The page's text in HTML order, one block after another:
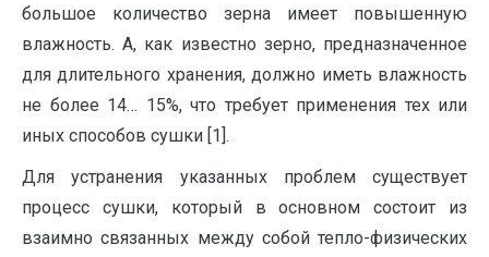
большое количество зерна имеет повышенную
влажность. А, как известно зерно, предназначенное
для длительного хранения, должно иметь влажность
не более 14… 15%, что требует применения тех или
иных способов сушки [1].
Для устранения указанных проблем существует
процесс сушки, который в основном состоит из
взаимно связанных между собой тепло-физических